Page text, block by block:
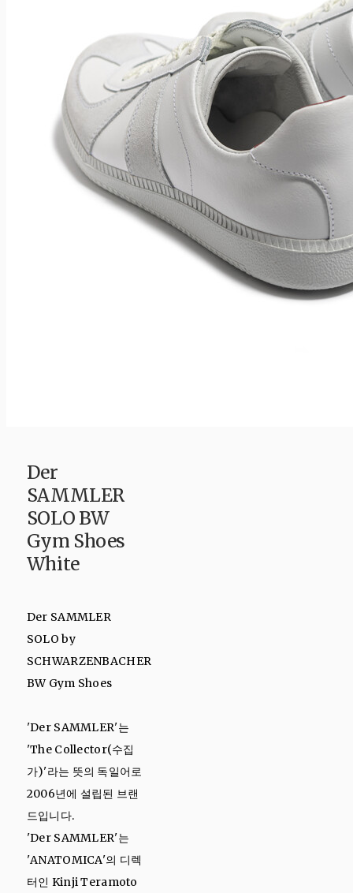
Der
SAMMLER
SOLO BW
Gym Shoes
White
Der SAMMLER
SOLO by
SCHWARZENBACHER
BW Gym Shoes
'Der SAMMLER'는
'The Collector(수집
가)'라는 뜻의 독일어로
2006년에 설립된 브랜
드입니다.
'Der SAMMLER'는
'ANATOMICA'의 디렉
터인 Kinji Teramoto